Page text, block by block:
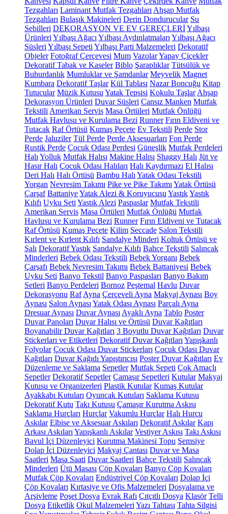
Tezgahları Laminant Mutfak Tezgahları Ahşap Mutfak
Tezgahları Bulaşık Makineleri Derin Dondurucular Su
Sebilleri DEKORASYON VE EV GEREÇLERİYılbaşı
Ürünleri Yılbaşı Ağacı Yılbaşı Aydınlatmaları Yılbaşı Ağacı
Süsleri Yılbaşı Sepeti Yılbaşı Parti Malzemeleri Dekoratif
Objeler Fotoğraf Çerçevesi Mum VazolarYapay Çiçekler
Dekoratif Tabak ve Kaseler Biblo Şaraplıklar Tütsülük ve
Buhurdanlık Mumluklar ve Şamdanlar Meyvelik Magnet
Kumbara Dekoratif Taşlar Kül Tablası Nazar Boncuğu Kitap
Tutucular Müzik Kutusu Yatak Tepsisi Kokulu Taşlar Ahşap
Dekorasyon Ürünleri Duvar Süsleri Cansız Manken Mutfak
Tekstili Amerikan Servis Masa Örtüleri Mutfak Önlüğü
Mutfak Havlusu ve Kurulama Bezi Runner Fırın Eldiveni ve
Tutacak Raf Örtüsü Kumaş Peçete Ev Tekstili Perde Stor
Perde Jaluziler Tül Perde Perde Aksesuarları Fon Perde
Rustik Perde Çocuk Odası Perdesi Güneşlik Mutfak Perdeleri
Halı Yolluk Mutfak Halısı Makine Halısı Shaggy Halı Jüt ve
Hasır Halı Çocuk Odası Halıları Halı Kaydırmazı El Halısı
Deri Halı Halı Örtüsü Bambu Halı Yatak Odası Tekstili
Yorgan Nevresim Takımı Pike ve Pike Takımı Yatak Örtüsü
Çarşaf BattaniyeYatak Alezi & Koruyucusu YastıkYastık
Kılıfı Uyku Seti Yastık Alezi Paspaslar Mutfak Tekstili
Amerikan Servis Masa Örtüleri Mutfak Önlüğü Mutfak
Havlusu ve Kurulama Bezi Runner Fırın Eldiveni ve Tutacak
Raf Örtüsü Kumaş Peçete Kilim Seccade Salon Tekstili
Kırlent ve Kırlent Kılıfı Sandalye Minderi Koltuk Örtüsü ve
Şalı Dekoratif Yastık Sandalye Kılıfı Bahçe Tekstili Salıncak
Minderleri Bebek Odası Tekstili Bebek Yorganı Bebek
Çarşafı Bebek Nevresim Takımı Bebek Battaniyesi Bebek
Uyku Seti Banyo Tekstil Banyo Paspasları Banyo Bakım
Setleri Banyo Perdeleri Bornoz Peştemal Havlu Duvar
Dekorasyonu Raf Ayna Çerçeveli Ayna Makyaj Aynası Boy
Aynası Salon Aynası Yatak Odası Aynası Parçalı Ayna
Dresuar Aynası Duvar Aynası Ayaklı Ayna Tablo Poster
Duvar Panoları Duvar Halısı ve Örtüsü Duvar Kağıtları
Boyanabilir Duvar Kağıtları 3 Boyutlu Duvar Kağıtları Duvar
Stickerları ve Etiketleri Dekoratif Duvar Kağıtları Yapışkanlı
Folyolar Çocuk Odası Duvar Stickerları Çocuk Odası Duvar
Kağıtları Duvar Kağıdı Yapıştırıcısı Poster Duvar Kağıtları Ev
Düzenleme ve Saklama Sepetler Mutfak Sepeti Çok Amaçlı
Sepetler Dekoratif Sepetler Çamaşır Sepetleri Kutular Makyaj
Kutusu ve Organizerleri Plastik Kutular Kumaş Kutular
Ayakkabı Kutuları Oyuncak Kutuları Saklama Kutusu
Dekoratif Kutu Takı Kutusu Çamaşır Kurutma Askısı
Saklama Hurçları Hurçlar Vakumlu Hurçlar Halı Hurcu
Askılar Elbise ve Aksesuar Askıları Dekoratif Askılar Kapı
Arkası Askıları Yapışkanlı Askılar Vestiyer Askısı Takı Askısı
Bavul İçi Düzenleyici Kurutma Makinesi Topu Şemsiye
Dolap İçi Düzenleyici Makyaj Çantası Duvar ve Masa
Saatleri Masa Saati Duvar Saatleri Bahçe Tekstili Salıncak
Minderleri Ütü Masası Çöp Kovaları Banyo Çöp Kovaları
Mutfak Çöp Kovaları Endüstriyel Çöp Kovaları Dolap İçi
Çöp Kovaları Kırtasiye ve Ofis Malzemeleri Dosyalama ve
Arşivleme Poşet Dosya Evrak Rafı Çıtçıtlı Dosya Klasör Telli
Dosya Etiketlik Okul Malzemeleri Yazı Tahtası Tahta Silgisi